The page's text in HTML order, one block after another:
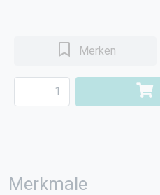
Merken
Merkmale